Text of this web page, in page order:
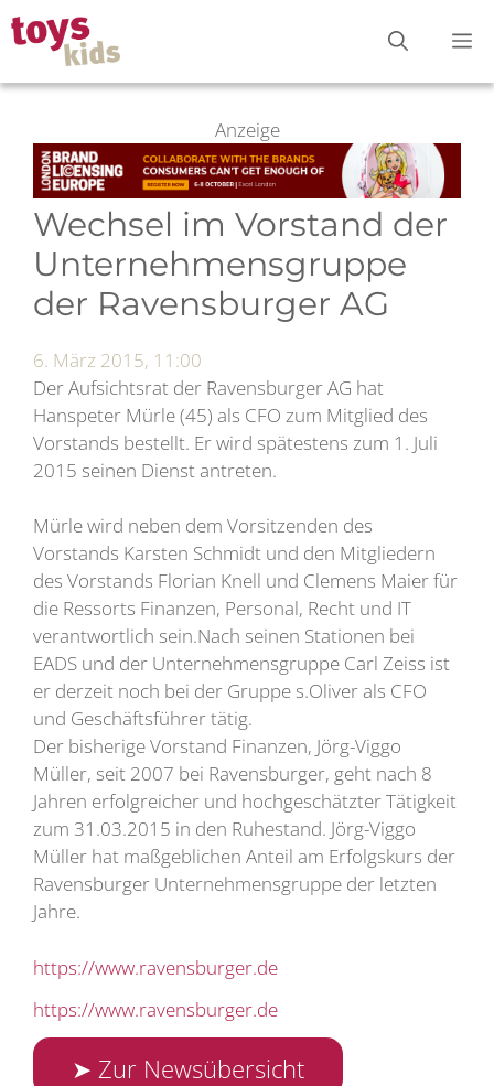
Zum
Inhalt
springen
Anzeige
Wechsel im Vorstand der
Unternehmensgruppe
der Ravensburger AG
6. März 2015, 11:00
Der Aufsichtsrat der Ravensburger AG hat
Hanspeter Mürle (45) als CFO zum Mitglied des
Vorstands bestellt. Er wird spätestens zum 1. Juli
2015 seinen Dienst antreten.
Mürle wird neben dem Vorsitzenden des
Vorstands Karsten Schmidt und den Mitgliedern
des Vorstands Florian Knell und Clemens Maier für
die Ressorts Finanzen, Personal, Recht und IT
verantwortlich sein.Nach seinen Stationen bei
EADS und der Unternehmensgruppe Carl Zeiss ist
er derzeit noch bei der Gruppe s.Oliver als CFO
und Geschäftsführer tätig.
Der bisherige Vorstand Finanzen, Jörg-Viggo
Müller, seit 2007 bei Ravensburger, geht nach 8
Jahren erfolgreicher und hochgeschätzter Tätigkeit
zum 31.03.2015 in den Ruhestand. Jörg-Viggo
Müller hat maßgeblichen Anteil am Erfolgskurs der
Ravensburger Unternehmensgruppe der letzten
Jahre.
https://www.ravensburger.de
https://www.ravensburger.de
➤ Zur Newsübersicht